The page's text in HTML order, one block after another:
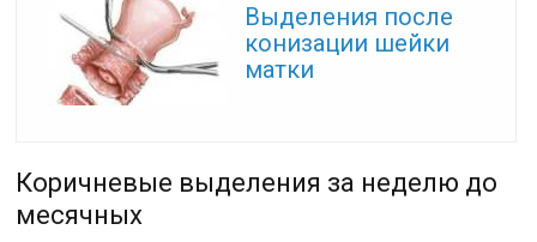
Выделения после
конизации шейки
матки
Коричневые выделения за неделю до
месячных